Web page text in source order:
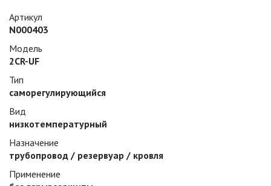
Артикул
N000403
Модель
2CR-UF
Тип
саморегулирующийся
Вид
низкотемпературный
Назначение
трубопровод / резервуар / кровля
Применение